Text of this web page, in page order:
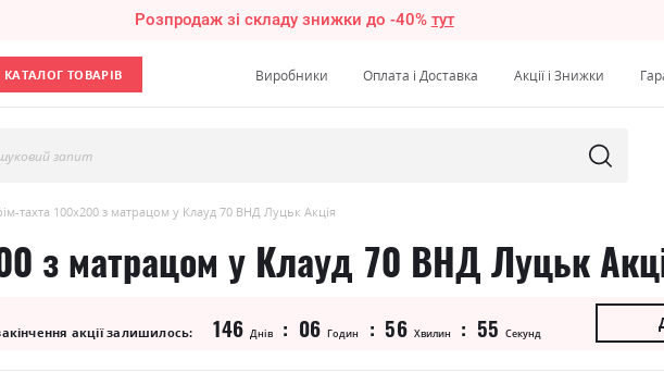
Розпродаж зі складу знижки до -40% тут
КАТАЛОГ ТОВАРІВ Виробники Оплата і Доставка Акції і Знижки
запит
тахта 100х200 з матрацом у Клауд 70 ВНД Луцьк Акція
з матрацом у Клауд 70 ВНД Луцьк
акції залишилось: 146 Днів 06 Годин 56 Хвилин 54 Секунд